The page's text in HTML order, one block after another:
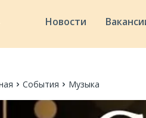
Новости
События Музыка